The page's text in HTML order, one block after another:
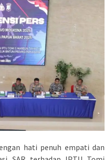
hati penuh empati dan